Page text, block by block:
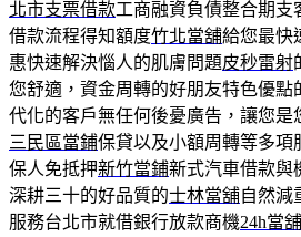
北市支票借款工商融資負債整合期支
借款流程得知額度竹北當舖給您最快
惠快速解決惱人的肌膚問題皮秒雷射
您舒適，資金周轉的好朋友特色優點
代化的客戶無任何後憂廣告，讓您是
三民區當鋪保貸以及小額周轉等多項
保人免抵押新竹當鋪新式汽車借款與
深耕三十的好品質的士林當舖自然減
服務台北市就借銀行放款商機24h當舖